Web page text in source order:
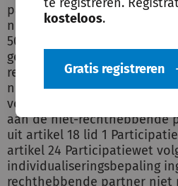
kosteloos.
Gratis registreren
partner geen recht heeft op
norm voor de
50% van de gehuwdennorm
gelden als hij gehuwd zou
rechthebbende echtgenoot
norm van artikel 24
voorkomen dat indirect
aan de niet-rechthebbende
uit artikel 18 lid 1
artikel 24 Participatiewet
individualiseringsbepaling
rechthebbende partner niet